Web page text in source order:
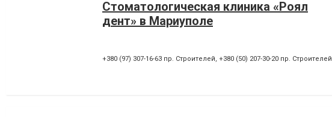
Стоматологическая клиника «Роял
дент» в Мариуполе
+380 (97) 307-16-63 пр. Строителей, +380 (50) 207-30-20 пр. Строителей